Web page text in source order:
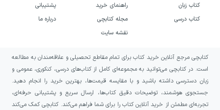
نویسنده بر رابطه میان کتاب‌ها و زندگی
انسان‌هاست؛ رابطه‌ای که در آن یک اثر ادبی
کند و دریچه‌ای برای شناخت دیگران به وجود آورد.
رویکرد زوین در زندگی داستانی‌ای. جی. فیکری،
ترکیب یک موقعیت داستانی مشخص با
کتاب زبان
کتاب درسی
راهنمای خرید
مجله کتابچی
نقشه سایت
پشتیبانی
درباره ما
کتابچی مرجع آنلاین خرید کتاب برای تمام مقاطع تحصیلی و علاقه‌مندان به مطالعه
است. در کتابچی می‌توانید به مجموعه‌ای کامل از کتاب‌های درسی، کنکوری، عمومی و
زبان دسترسی داشته باشید و با مقایسه قیمت‌ها، بهترین خرید را انجام دهید.
جستجوی هوشمند، توضیحات دقیق کتاب‌ها، ارسال سریع و پشتیبانی حرفه‌ای،
تجربه‌ای مطمئن از خرید آنلاین کتاب را برای شما فراهم می‌کند. کتابچی کمک می‌کند